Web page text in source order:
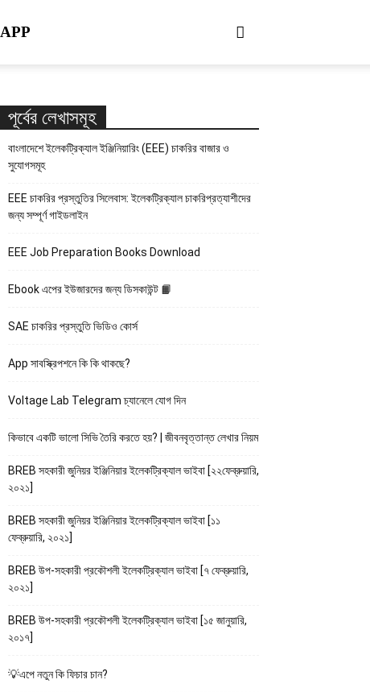
APP
পূর্বের লেখাসমূহ
বাংলাদেশে ইলেকট্রিক্যাল ইঞ্জিনিয়ারিং (EEE) চাকরির বাজার ও
সুযোগসমূহ
EEE চাকরির প্রস্তুতির সিলেবাস: ইলেকট্রিক্যাল চাকরিপ্রত্যাশীদের
জন্য সম্পূর্ণ গাইডলাইন
EEE Job Preparation Books Download
Ebook এপের ইউজারদের জন্য ডিসকাউন্ট 📙
SAE চাকরির প্রস্তুতি ভিডিও কোর্স
App সাবস্ক্রিপশনে কি কি থাকছে?
Voltage Lab Telegram চ্যানেলে যোগ দিন
কিভাবে একটি ভালো সিভি তৈরি করতে হয়? | জীবনবৃত্তান্ত লেখার নিয়ম
BREB সহকারী জুনিয়র ইঞ্জিনিয়ার ইলেকট্রিক্যাল ভাইবা [২২ফেব্রুয়ারি,
২০২১]
BREB সহকারী জুনিয়র ইঞ্জিনিয়ার ইলেকট্রিক্যাল ভাইবা [১১
ফেব্রুয়ারি, ২০২১]
BREB উপ-সহকারী প্রকৌশলী ইলেকট্রিক্যাল ভাইবা [৭ ফেব্রুয়ারি,
২০২১]
BREB উপ-সহকারী প্রকৌশলী ইলেকট্রিক্যাল ভাইবা [১৫ জানুয়ারি,
২০১৭]
💡এপে নতুন কি ফিচার চান?